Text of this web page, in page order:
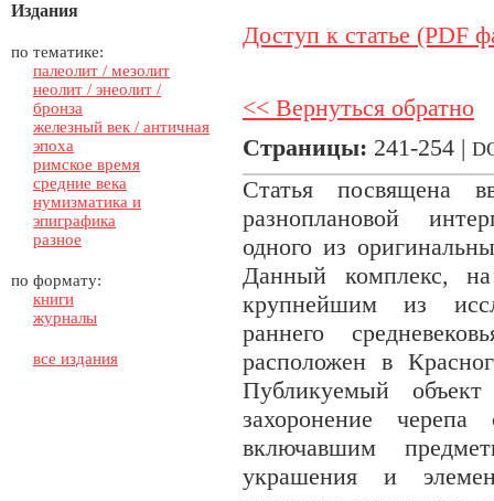
Издания
по тематике:
палеолит / мезолит
неолит / энеолит /
бронза
железный век / античная
эпоха
римское время
средние века
нумизматика и
эпиграфика
разное
по формату:
книги
журналы
все издания
Доступ к статье (PDF
<< Вернуться обратно
Страницы: 241-254 |
Статья посвящена
разноплановой
одного из
Данный комплекс,
крупнейшим из
раннего
расположен в
Публикуемый объект
захоронение
включавшим
украшения и